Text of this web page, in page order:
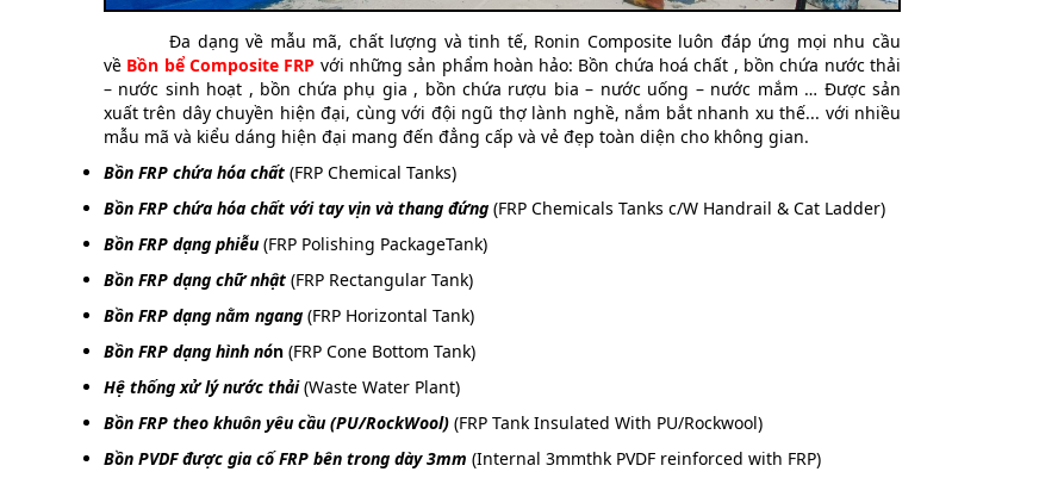
Đa dạng về mẫu mã, chất lượng và tinh tế, Ronin Composite luôn đáp ứng mọi nhu cầu
về Bồn bể Composite FRP với những sản phẩm hoàn hảo: Bồn chứa hoá chất , bồn chứa nước thải
– nước sinh hoạt , bồn chứa phụ gia , bồn chứa rượu bia – nước uống – nước mắm … Được sản
xuất trên dây chuyền hiện đại, cùng với đội ngũ thợ lành nghề, nắm bắt nhanh xu thế... với nhiều
mẫu mã và kiểu dáng hiện đại mang đến đẳng cấp và vẻ đẹp toàn diện cho không gian.
Bồn FRP chứa hóa chất (FRP Chemical Tanks)
Bồn FRP chứa hóa chất với tay vịn và thang đứng (FRP Chemicals Tanks c/W Handrail & Cat Ladder)
Bồn FRP dạng phiễu(FRP Polishing PackageTank)
Bồn FRP dạng chữ nhật (FRP Rectangular Tank)
Bồn FRP dạng nằm ngang (FRP Horizontal Tank)
Bồn FRP dạng hình nón (FRP Cone Bottom Tank)
Hệ thống xử lý nước thải(Waste Water Plant)
Bồn FRP theo khuôn yêu cầu (PU/RockWool) (FRP Tank Insulated With PU/Rockwool)
Bồn PVDF được gia cố FRP bên trong dày 3mm (Internal 3mmthk PVDF reinforced with FRP)